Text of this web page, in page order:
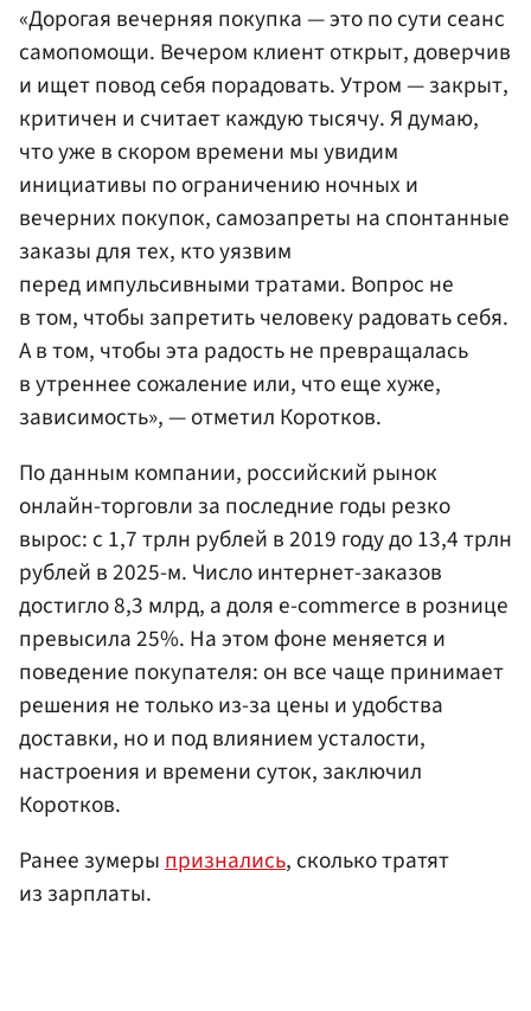
«Дорогая вечерняя покупка — это по сути сеанс
самопомощи. Вечером клиент открыт, доверчив
и ищет повод себя порадовать. Утром — закрыт,
критичен и считает каждую тысячу. Я думаю,
что уже в скором времени мы увидим
инициативы по ограничению ночных и
вечерних покупок, самозапреты на спонтанные
заказы для тех, кто уязвим
перед импульсивными тратами. Вопрос не
в том, чтобы запретить человеку радовать себя.
А в том, чтобы эта радость не превращалась
в утреннее сожаление или, что еще хуже,
зависимость», — отметил Коротков.
По данным компании, российский рынок
онлайн-торговли за последние годы резко
вырос: с 1,7 трлн рублей в 2019 году до 13,4 трлн
рублей в 2025-м. Число интернет-заказов
достигло 8,3 млрд, а доля e-commerce в рознице
превысила 25%. На этом фоне меняется и
поведение покупателя: он все чаще принимает
решения не только из-за цены и удобства
доставки, но и под влиянием усталости,
настроения и времени суток, заключил
Коротков.
Ранее зумерыпризнались, сколько тратят
из зарплаты.